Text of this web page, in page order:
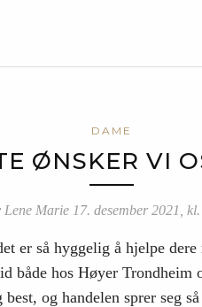
DAME
ØNSKER VI
Lene Marie 17. desember 2021,
er så hyggelig å hjelpe
både hos Høyer Trondheim
best, og handelen sprer seg